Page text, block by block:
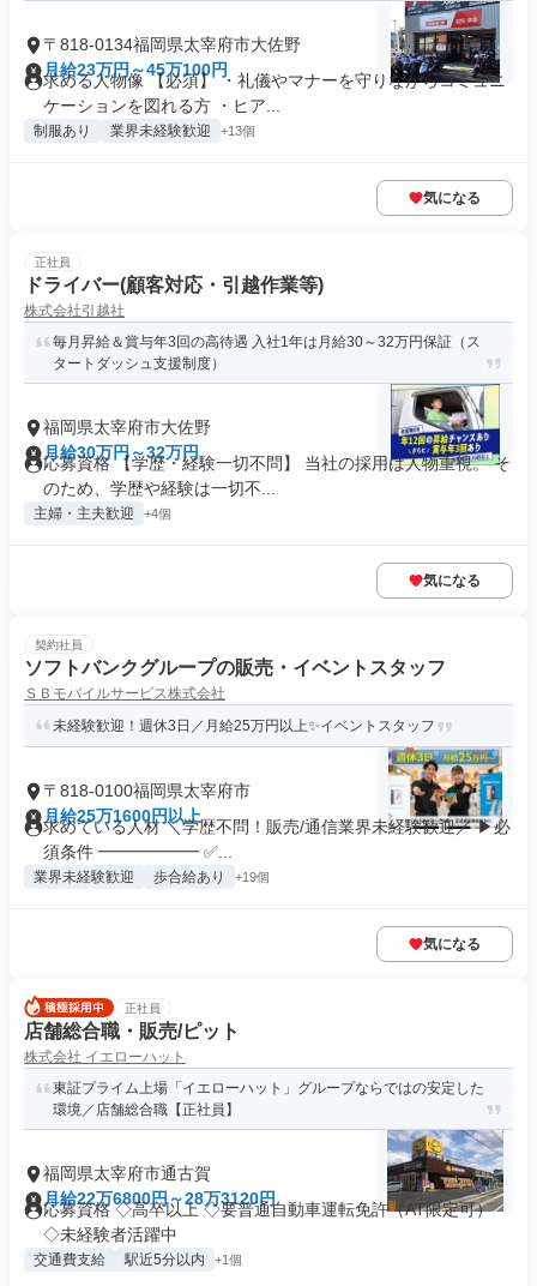
〒818-0134福岡県太宰府市大佐野
月給23万円～45万100円
求める人物像 【必須】 ・礼儀やマナーを守りながらコミュニ
ケーションを図れる方 ・ヒア...
制服あり 業界未経験歓迎 +13個
気になる
正社員
ドライバー(顧客対応・引越作業等)
株式会社引越社
毎月昇給＆賞与年3回の高待遇 入社1年は月給30～32万円保証（ス
タートダッシュ支援制度）
福岡県太宰府市大佐野
月給30万円～32万円
応募資格 【学歴・経験一切不問】 当社の採用は人物重視。 そ
のため、学歴や経験は一切不...
主婦・主夫歓迎 +4個
気になる
契約社員
ソフトバンクグループの販売・イベントスタッフ
ＳＢモバイルサービス株式会社
未経験歓迎！週休3日／月給25万円以上✨イベントスタッフ
〒818-0100福岡県太宰府市
月給25万1600円以上
求めている人材 ＼学歴不問！販売/通信業界未経験歓迎／ ▶必
須条件 ━━━━━━ ✅...
業界未経験歓迎 歩合給あり +19個
気になる
正社員
店舗総合職・販売/ピット
株式会社 イエローハット
東証プライム上場「イエローハット」グループならではの安定した
環境／店舗総合職【正社員】
福岡県太宰府市通古賀
月給22万6800円～28万3120円
応募資格 ◇高卒以上 ◇要普通自動車運転免許（AT限定可）
◇未経験者活躍中
交通費支給 駅近5分以内 +1個